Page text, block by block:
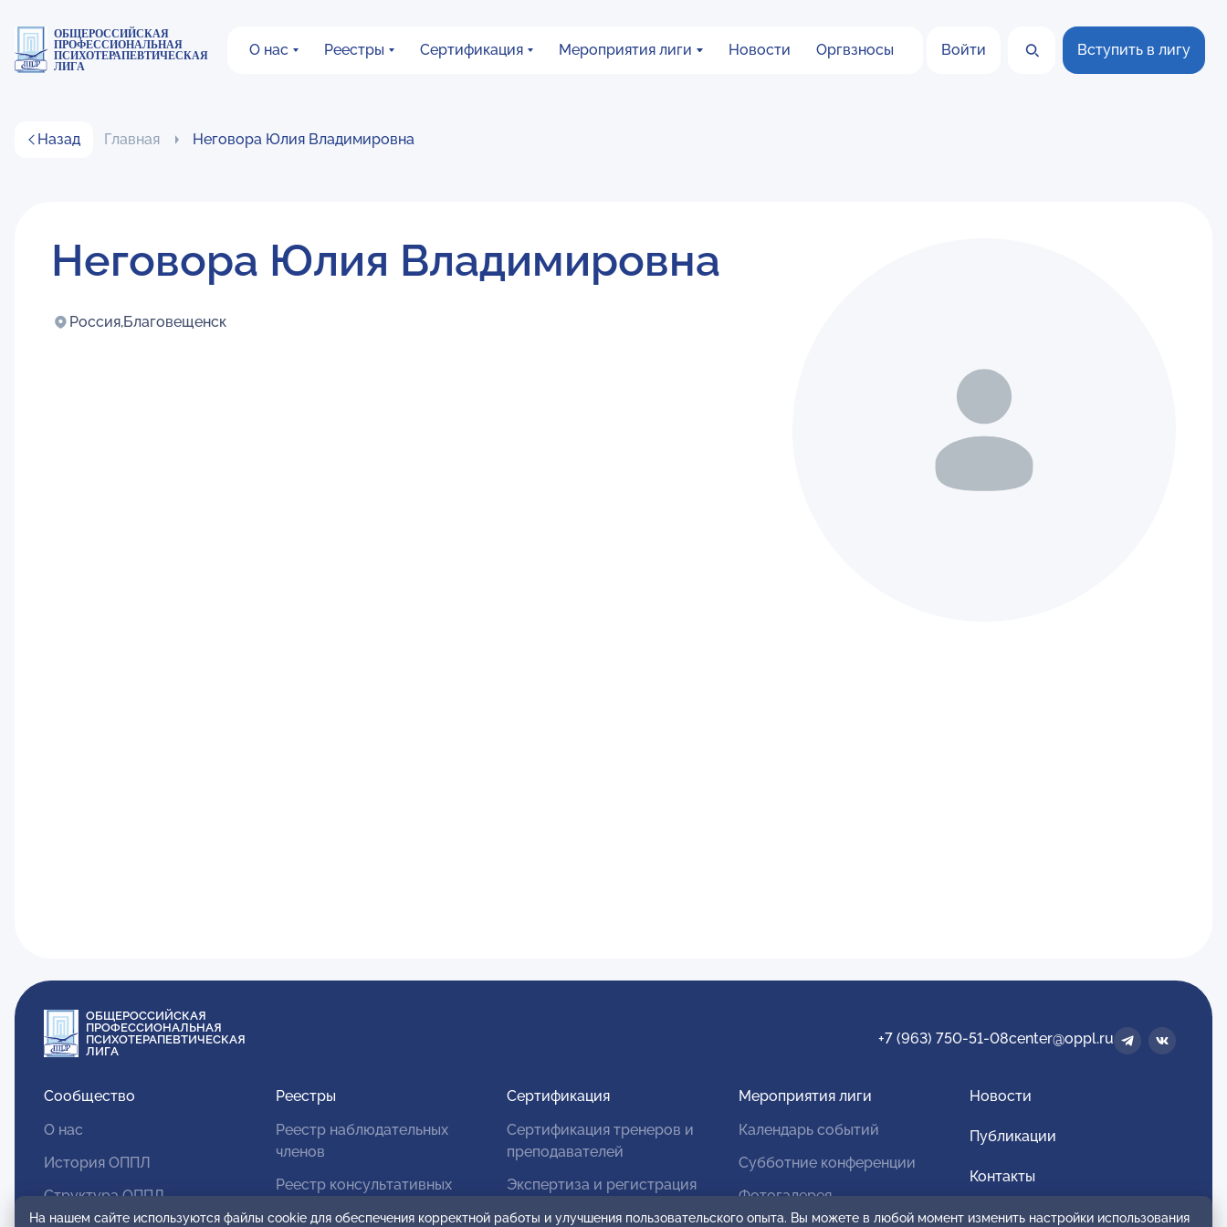
ОБЩЕРОССИЙСКАЯ
ПРОФЕССИОНАЛЬНАЯ
ПСИХОТЕРАПЕВТИЧЕСКАЯ
ЛИГА
О нас Реестры Сертификация Мероприятия лиги Новости Оргвзносы Войти Вступить в лигу
Назад Главная Неговора Юлия Владимировна
Неговора Юлия Владимировна
Россия,Благовещенск
ОБЩЕРОССИЙСКАЯ
ПРОФЕССИОНАЛЬНАЯ
ПСИХОТЕРАПЕВТИЧЕСКАЯ
ЛИГА
+7 (963) 750-51-08center@oppl.ru
Сообщество
О нас
История ОППЛ
Структура ОППЛ
Реестры
Реестр наблюдательных
членов
Реестр консультативных
Сертификация
Сертификация тренеров и
преподавателей
Экспертиза и регистрация
Мероприятия лиги
Календарь событий
Субботние конференции
Фотогалерея
Новости
Публикации
Контакты
Для спонсоров и партнеров
На нашем сайте используются файлы cookie для обеспечения корректной работы и улучшения пользовательского опыта. Вы можете в любой момент изменить настройки использования